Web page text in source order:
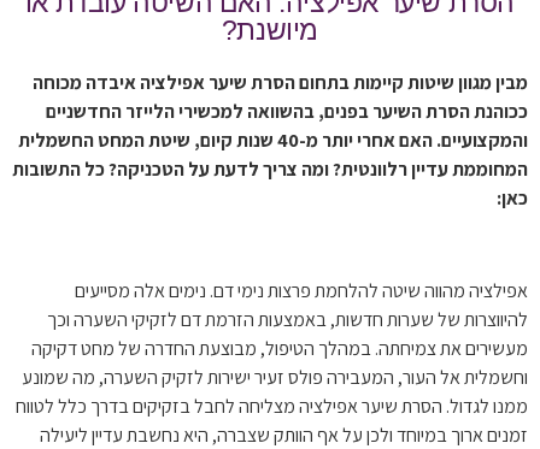
מיושנת?
מבין מגוון שיטות קיימות בתחום הסרת שיער אפילציה איבדה מכוחה
ככוהנת הסרת השיער בפנים, בהשוואה למכשירי הלייזר החדשניים
והמקצועיים. האם אחרי יותר מ-40 שנות קיום, שיטת המחט החשמלית
המחוממת עדיין רלוונטית? ומה צריך לדעת על הטכניקה? כל התשובות
כאן:
אפילציה מהווה שיטה להלחמת פרצות נימי דם. נימים אלה מסייעים
להיווצרות של שערות חדשות, באמצעות הזרמת דם לזקיקי השערה וכך
מעשירים את צמיחתה. במהלך הטיפול, מבוצעת החדרה של מחט דקיקה
וחשמלית אל העור, המעבירה פולס זעיר ישירות לזקיק השערה, מה שמונע
ממנו לגדול. הסרת שיער אפילציה מצליחה לחבל בזקיקים בדרך כלל לטווח
זמנים ארוך במיוחד ולכן על אף הוותק שצברה, היא נחשבת עדיין ליעילה